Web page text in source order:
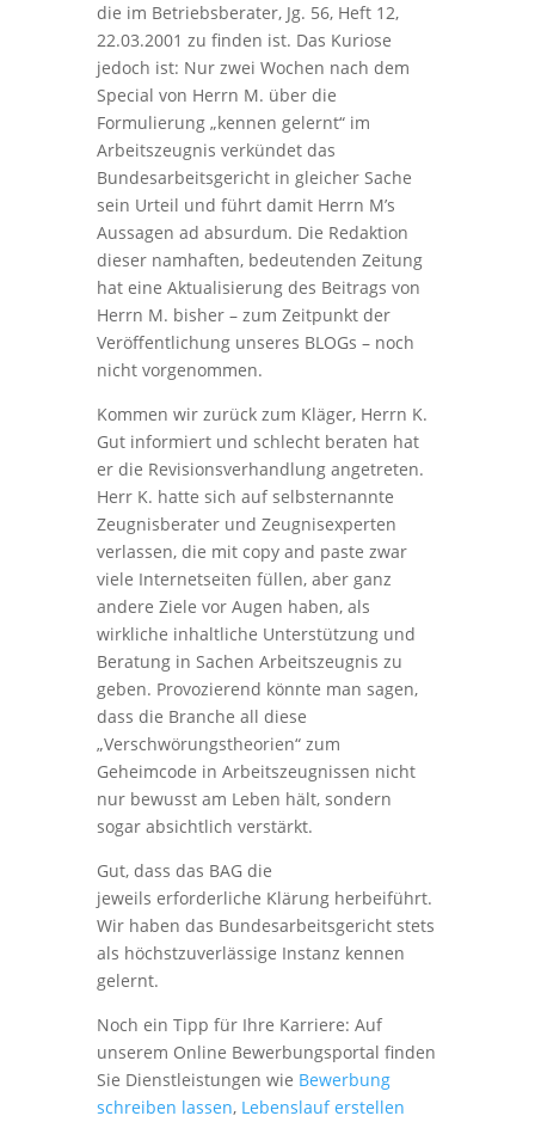
die im Betriebsberater, Jg. 56, Heft 12,
22.03.2001 zu finden ist. Das Kuriose
jedoch ist: Nur zwei Wochen nach dem
Special von Herrn M. über die
Formulierung „kennen gelernt“ im
Arbeitszeugnis verkündet das
Bundesarbeitsgericht in gleicher Sache
sein Urteil und führt damit Herrn M’s
Aussagen ad absurdum. Die Redaktion
dieser namhaften, bedeutenden Zeitung
hat eine Aktualisierung des Beitrags von
Herrn M. bisher – zum Zeitpunkt der
Veröffentlichung unseres BLOGs – noch
nicht vorgenommen.
Kommen wir zurück zum Kläger, Herrn K.
Gut informiert und schlecht beraten hat
er die Revisionsverhandlung angetreten.
Herr K. hatte sich auf selbsternannte
Zeugnisberater und Zeugnisexperten
verlassen, die mit copy and paste zwar
viele Internetseiten füllen, aber ganz
andere Ziele vor Augen haben, als
wirkliche inhaltliche Unterstützung und
Beratung in Sachen Arbeitszeugnis zu
geben. Provozierend könnte man sagen,
dass die Branche all diese
„Verschwörungstheorien“ zum
Geheimcode in Arbeitszeugnissen nicht
nur bewusst am Leben hält, sondern
sogar absichtlich verstärkt.
Gut, dass das BAG die
jeweils erforderliche Klärung herbeiführt.
Wir haben das Bundesarbeitsgericht stets
als höchstzuverlässige Instanz kennen
gelernt.
Noch ein Tipp für Ihre Karriere: Auf
unserem Online Bewerbungsportal finden
Sie Dienstleistungen wie Bewerbung
schreiben lassen, Lebenslauf erstellen